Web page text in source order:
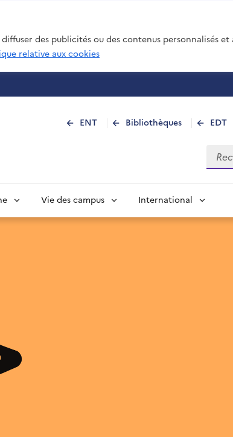
des publicités ou des contenus personnalisés
relative aux cookies
ENT Bibliothèques EDT
Vie des campus International